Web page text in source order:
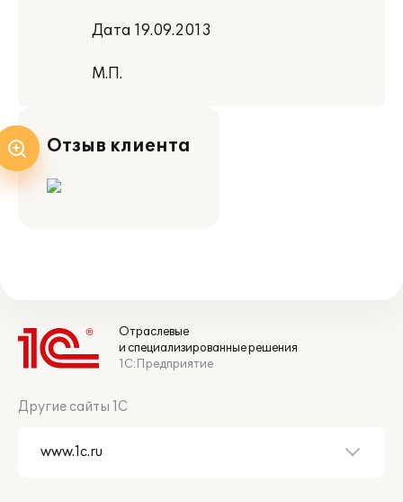
Дата 19.09.2013
М.П.
Отзыв клиента
Отраслевые
и специализированные решения
1С:Предприятие
Другие сайты 1С